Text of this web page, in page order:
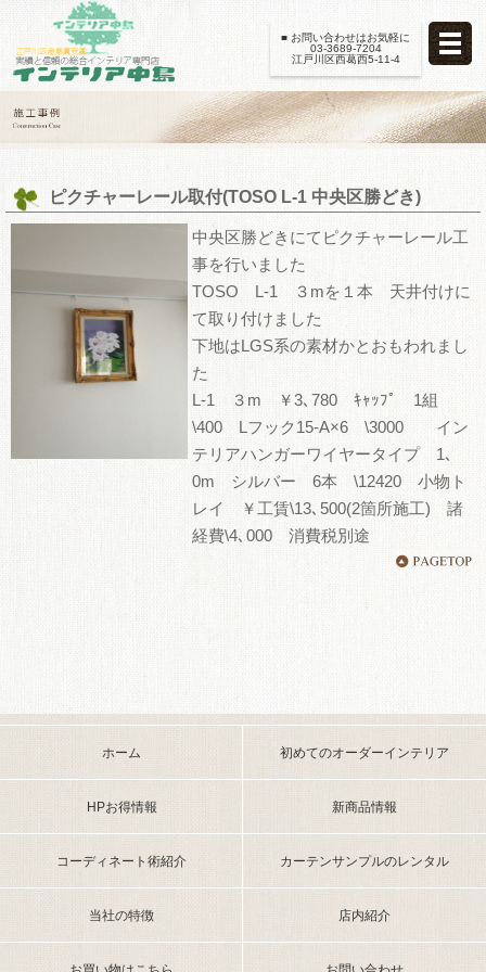
■ お問い合わせはお気軽に
03-3689-7204
江戸川区西葛西5-11-4
ピクチャーレール取付(TOSO L-1 中央区勝どき)
中央区勝どきにてピクチャーレール工
事を行いました
TOSO L-1 ３mを１本 天井付けに
て取り付けました
下地はLGS系の素材かとおもわれまし
た
L-1 ３m ￥3､780 ｷｬｯﾌﾟ 1組
\400 Lフック15-A×6 \3000 イン
テリアハンガーワイヤータイプ 1､
0m シルバー 6本 \12420 小物ト
レイ ￥工賃\13､500(2箇所施工) 諸
経費\4､000 消費税別途
ホーム 初めてのオーダーインテリア
HPお得情報 新商品情報
コーディネート術紹介 カーテンサンプルのレンタル
当社の特徴 店内紹介